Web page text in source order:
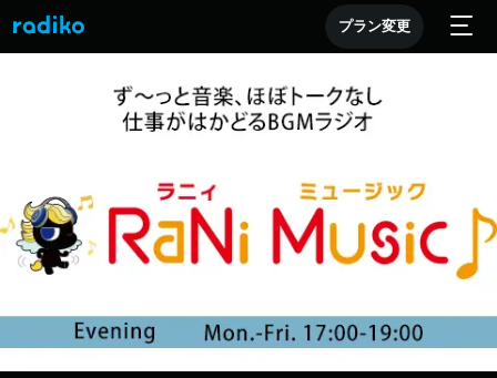
プラン変更